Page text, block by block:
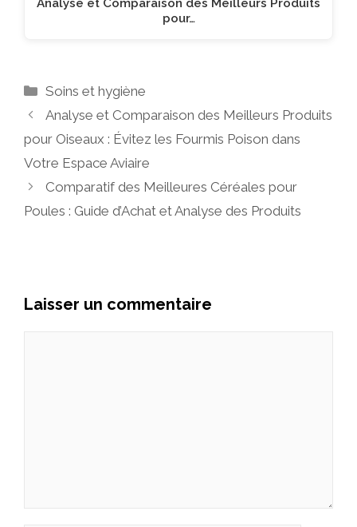
pour…
Catégories
Soins et hygiène
Analyse et Comparaison des Meilleurs Produits
pour Oiseaux : Évitez les Fourmis Poison dans
Votre Espace Aviaire
Comparatif des Meilleures Céréales pour
Poules : Guide d’Achat et Analyse des Produits
Laisser un commentaire